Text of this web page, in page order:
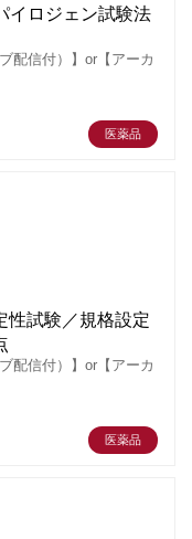
イロジェン試験法
配信付）】or【アーカ
医薬品
性試験／規格設定
配信付）】or【アーカ
医薬品